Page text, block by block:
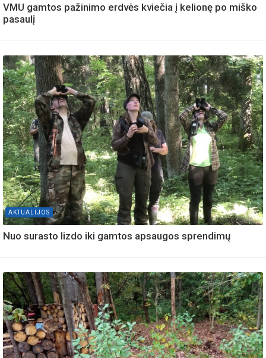
VMU gamtos pažinimo erdvės kviečia į kelionę po miško
pasaulį
AKTUALIJOS
Nuo surasto lizdo iki gamtos apsaugos sprendimų